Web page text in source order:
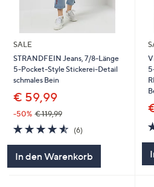
SALE
STRANDFEIN Jeans, 7/8-Länge
5-Pocket-Style Stickerei-Detail
schmales Bein
€ 59,99
-50% € 119,99
4.5
von
5
(6)
In den Warenkorb